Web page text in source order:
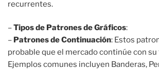
recurrentes.
–Tipos de Patrones de Gráficos:
– Patrones de Continuación: Estos
probable que el mercado continúe con
Ejemplos comunes incluyen Banderas,